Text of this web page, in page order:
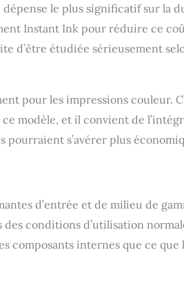
le plus significatif sur la
Instant Ink pour réduire ce
d’être étudiée sérieusement
pour les impressions couleur.
modèle, et il convient de
s’avérer plus
d’entrée et de milieu de
conditions d’utilisation
composants internes que ce que